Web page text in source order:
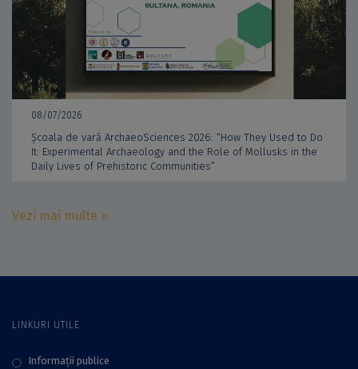
08/07/2026
Școala de vară ArchaeoSciences 2026: “How They Used to Do
It: Experimental Archaeology and the Role of Mollusks in the
Daily Lives of Prehistoric Communities”
Vezi mai multe »
LINKURI UTILE
Informații publice